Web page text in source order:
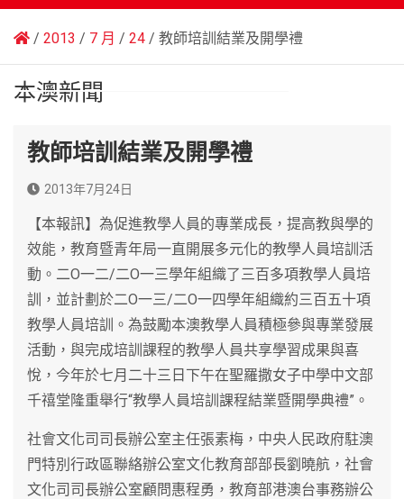
2013 7 月 24 教師培訓結業及開學禮
本澳新聞
教師培訓結業及開學禮
2013年7月24日
【本報訊】為促進教學人員的專業成長，提高教與學的
效能，教育暨青年局一直開展多元化的教學人員培訓活
動。二O一二/二O一三學年組織了三百多項教學人員培
訓，並計劃於二O一三/二O一四學年組織約三百五十項
教學人員培訓。為鼓勵本澳教學人員積極參與專業發展
活動，與完成培訓課程的教學人員共享學習成果與喜
悅，今年於七月二十三日下午在聖羅撒女子中學中文部
千禧堂隆重舉行“教學人員培訓課程結業暨開學典禮”。
社會文化司司長辦公室主任張素梅，中央人民政府駐澳
門特別行政區聯絡辦公室文化教育部部長劉曉航，社會
文化司司長辦公室顧問惠程勇，教育部港澳台事務辦公